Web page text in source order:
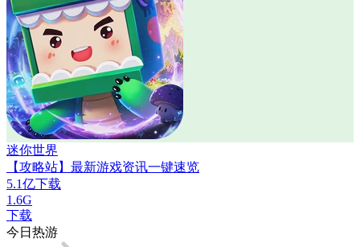
迷你世界
【攻略站】最新游戏资讯一键速览
5.1亿下载
1.6G
下载
今日热游